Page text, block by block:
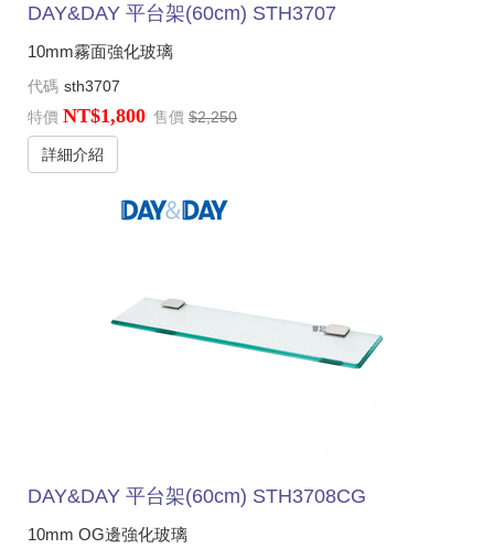
DAY&DAY 平台架(60cm) STH3707
10mm霧面強化玻璃
代碼 sth3707
特價 NT$1,800 售價 $2,250
詳細介紹
DAY&DAY 平台架(60cm) STH3708CG
10mm OG邊強化玻璃